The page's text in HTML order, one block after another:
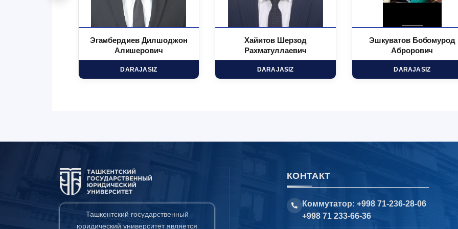
Эгамбердиев Дилшоджон
Алишерович
DARAJASIZ
Хайитов Шерзод
Рахматуллаевич
DARAJASIZ
Эшкуватов Бобомурод
Аброрович
DARAJASIZ
Ташкентский государственный
юридический университет является
КОНТАКТ
Коммутатор: +998 71-236-28-06
+998 71 233-66-36